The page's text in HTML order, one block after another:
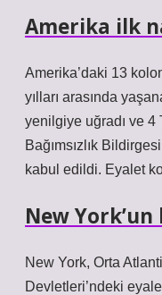
Amerika ilk
Amerika’daki 13
yılları arasında
yenilgiye uğradı ve 4
Bağımsızlık
kabul edildi. Eyalet
New
New York, Orta
Devletleri’ndeki